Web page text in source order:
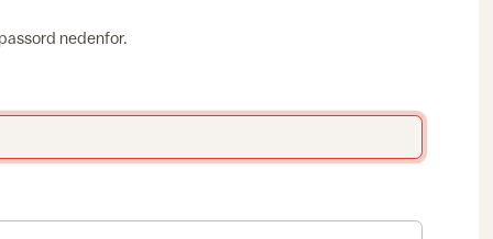
nedenfor.